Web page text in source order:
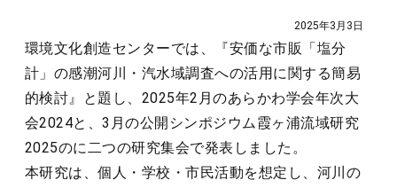
2025年3月3日
環境文化創造センターでは、『安価な市販「塩分
計」の感潮河川・汽水域調査への活用に関する簡易
的検討』と題し、2025年2月のあらかわ学会年次大
会2024と、3月の公開シンポジウム霞ヶ浦流域研究
2025のに二つの研究集会で発表しました。
本研究は、個人・学校・市民活動を想定し、河川の